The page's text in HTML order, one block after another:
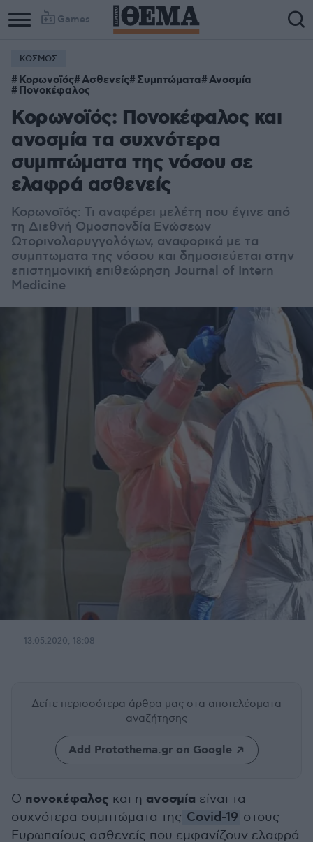
Games
ΚΟΣΜΟΣ
Κορωνοϊός Ασθενείς Συμπτώματα Ανοσμία
Πονοκέφαλος
Κορωνοϊός: Πονοκέφαλος και
ανοσμία τα συχνότερα
συμπτώματα της νόσου σε
ελαφρά ασθενείς
Κορωνοϊός: Τι αναφέρει μελέτη που έγινε από
τη Διεθνή Ομοσπονδία Ενώσεων
Ωτορινολαρυγγολόγων, αναφορικά με τα
συμπτωματα της νόσου και δημοσιεύεται στην
επιστημονική επιθεώρηση Journal of Intern
Medicine
13.05.2020, 18:08
Δείτε περισσότερα άρθρα μας στα αποτελέσματα
αναζήτησης
Add Protothema.gr on Google
Ο πονοκέφαλος και η ανοσμία είναι τα
συχνότερα συμπτώματα της Covid-19 στους
Ευρωπαίους ασθενείς που εμφανίζουν ελαφρά